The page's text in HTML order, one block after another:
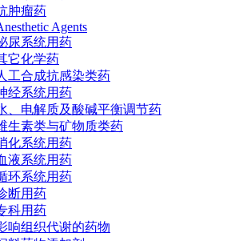
肿瘤药
Agents
尿系统用药
它化学药
工合成抗感染类药
经系统用药
、电解质及酸碱平衡调节药
生素类与矿物质类药
化系统用药
液系统用药
环系统用药
断用药
科用药
响组织代谢的药物